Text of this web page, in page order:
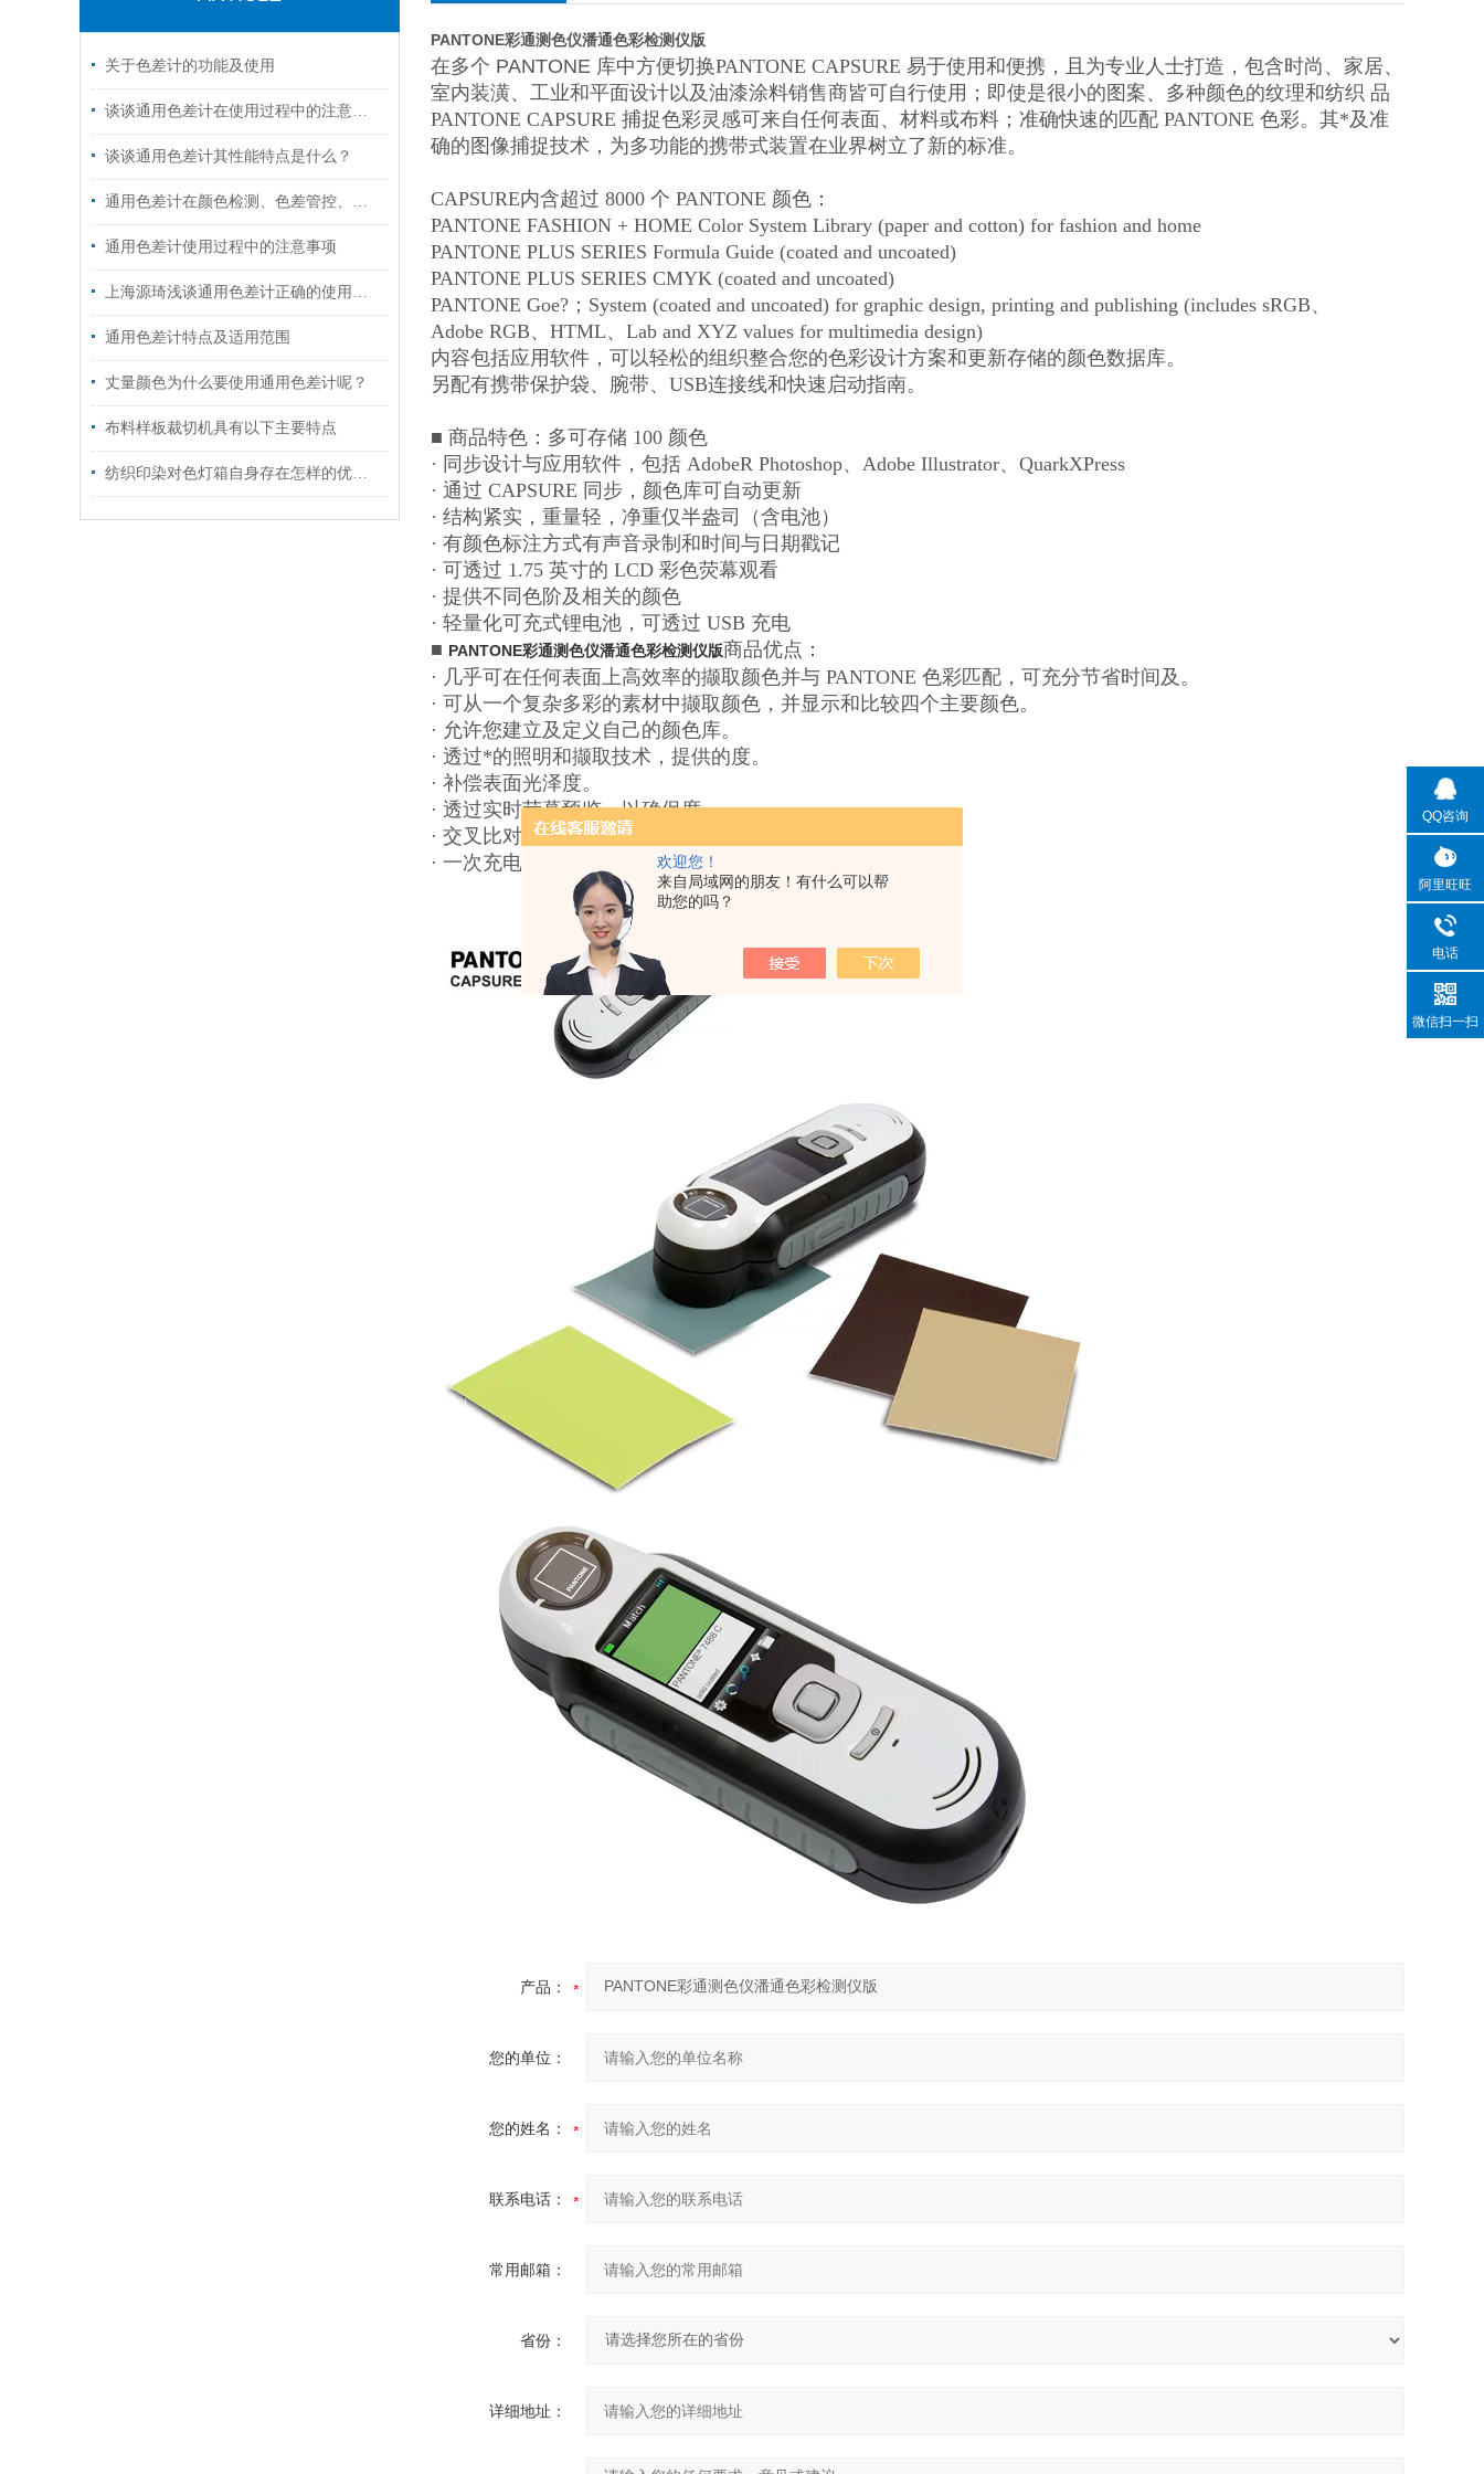
欢迎您！
来自局域网的朋友！有什么可以帮
助您的吗？
关于色差计的功能及使用
谈谈通用色差计在使用过程中的注意事项！
谈谈通用色差计其性能特点是什么？
通用色差计在颜色检测、色差管控、数据量传对色差的控制
通用色差计使用过程中的注意事项
上海源琦浅谈通用色差计正确的使用方法
通用色差计特点及适用范围
丈量颜色为什么要使用通用色差计呢？
布料样板裁切机具有以下主要特点
纺织印染对色灯箱自身存在怎样的优点呢？
PANTONE彩通测色仪潘通色彩检测仪版
在多个 PANTONE 库中方便切换PANTONE CAPSURE 易于使用和便携，且为专业人士打造，包含时尚、家居、
室内装潢、工业和平面设计以及油漆涂料销售商皆可自行使用；即使是很小的图案、多种颜色的纹理和纺织 品
PANTONE CAPSURE 捕捉色彩灵感可来自任何表面、材料或布料；准确快速的匹配 PANTONE 色彩。其*及准
确的图像捕捉技术，为多功能的携带式装置在业界树立了新的标准。
CAPSURE内含超过 8000 个 PANTONE 颜色：
PANTONE FASHION + HOME Color System Library (paper and cotton) for fashion and home
PANTONE PLUS SERIES Formula Guide (coated and uncoated)
PANTONE PLUS SERIES CMYK (coated and uncoated)
PANTONE Goe?；System (coated and uncoated) for graphic design, printing and publishing (includes sRGB、
Adobe RGB、HTML、Lab and XYZ values for multimedia design)
内容包括应用软件，可以轻松的组织整合您的色彩设计方案和更新存储的颜色数据库。
另配有携带保护袋、腕带、USB连接线和快速启动指南。
■ 商品特色：多可存储 100 颜色
· 同步设计与应用软件，包括 AdobeR Photoshop、Adobe Illustrator、QuarkXPress
· 通过 CAPSURE 同步，颜色库可自动更新
· 结构紧实，重量轻，净重仅半盎司（含电池）
· 有颜色标注方式有声音录制和时间与日期戳记
· 可透过 1.75 英寸的 LCD 彩色荧幕观看
· 提供不同色阶及相关的颜色
· 轻量化可充式锂电池，可透过 USB 充电
■ PANTONE彩通测色仪潘通色彩检测仪版商品优点：
· 几乎可在任何表面上高效率的撷取颜色并与 PANTONE 色彩匹配，可充分节省时间及。
· 可从一个复杂多彩的素材中撷取颜色，并显示和比较四个主要颜色。
· 允许您建立及定义自己的颜色库。
· 透过*的照明和撷取技术，提供的度。
· 补偿表面光泽度。
· 透过实时荧幕预览，以确保度。
· 交叉比对材料或表面。
· 一次充电可持续数千次撷取测量。
产品：
您的单位：
您的姓名：
联系电话：
常用邮箱：
省份：
详细地址：
QQ咨询
阿里旺旺
电话
微信扫一扫